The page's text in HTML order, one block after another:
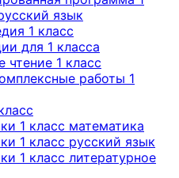
язык
1 класс
для 1 класса
чтение 1 класс
работы 1
1 класс математика
1 класс русский язык
1 класс литературное